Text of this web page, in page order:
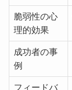
脆弱性の心
理的効果
成功者の事
例
フィードバ